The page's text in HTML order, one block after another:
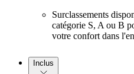
Surclassements
catégorie S, A ou B
votre confort dans
Inclus